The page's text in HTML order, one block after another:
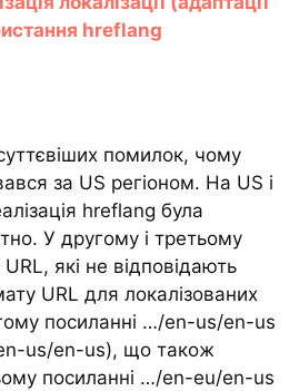
hreflang
помилок, чому
за US регіоном. На US і
hreflang була
У другому і третьому
які не відповідають
URL для локалізованих
посиланні …/en-us/en-us
us/en-us), що також
посиланні …/en-eu/en-us